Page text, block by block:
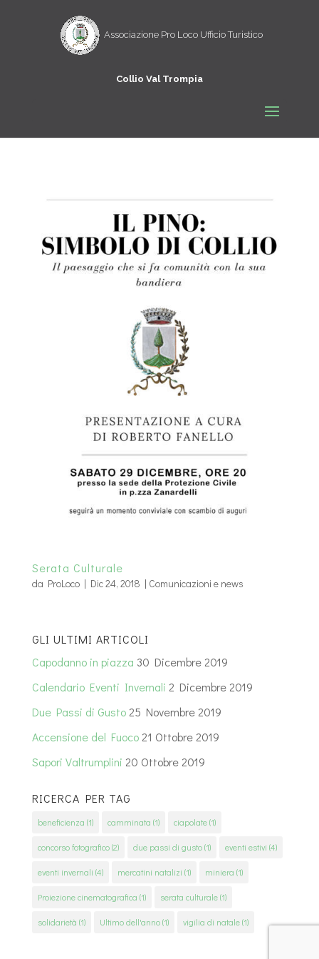
Serata Culturale
da ProLoco| Dic 24, 2018 | Comunicazioni e news
GLI ULTIMI ARTICOLI
Capodanno in piazza 30 Dicembre 2019
Calendario Eventi Invernali 2 Dicembre 2019
Due Passi di Gusto 25 Novembre 2019
Accensione del Fuoco 21 Ottobre 2019
Sapori Valtrumplini 20 Ottobre 2019
RICERCA PER TAG
beneficienza (1) camminata (1) ciapolate(1)
concorso fotografico(2) due passi di gusto(1) eventi estivi (4)
eventi invernali (4) mercatini natalizi (1) miniera (1)
Proiezione cinematografica (1) serata culturale(1)
solidarietà (1) Ultimo dell'anno(1) vigilia di natale(1)